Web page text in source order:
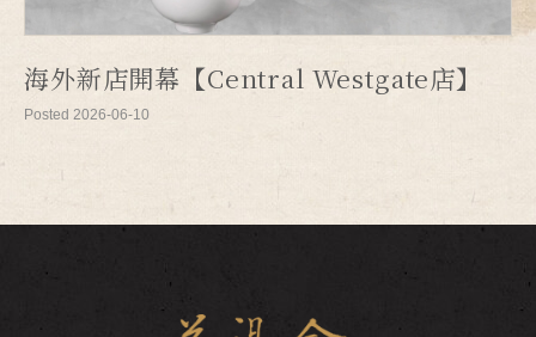
海外新店開幕【Central Westgate店】
Posted 2026-06-10